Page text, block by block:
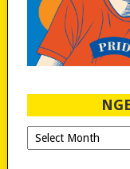
Ngeblog
Sejak